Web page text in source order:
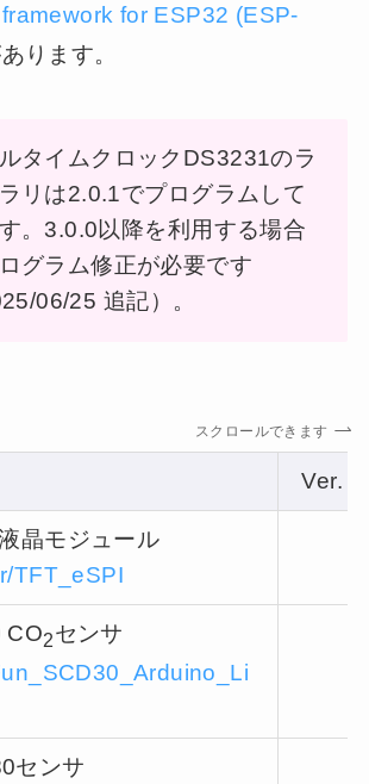
for ESP32 (ESP-
ります。
タイムクロックDS3231のラ
リは2.0.1でプログラムして
。3.0.0以降を利用する場合
グラム修正が必要です
06/25 追記）。
スクロールできます
Ver.
晶モジュール
TFT_eSPI
CO2センサ
センサ